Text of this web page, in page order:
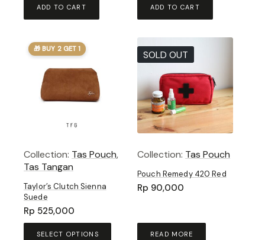
ADD TO CART ADD TO CART
🎁 BUY 2 GET 1
Collection: Tas Pouch,
Tas Tangan
Taylor’s Clutch Sienna
Suede
Rp 525,000
SELECT OPTIONS
This
SOLD OUT
Collection: Tas Pouch
Pouch Remedy 420 Red
Rp 90,000
READ MORE